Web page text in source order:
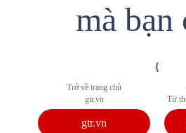
mà bạn
{
Trở về trang chủ
gtr.vn
gtr.vn
Từ